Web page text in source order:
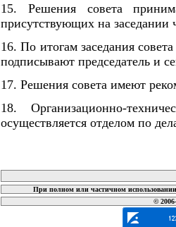
15. Решения совета
присутствующих на заседании
16. По итогам заседания
подписывают председатель и
17. Решения совета имеют
18. Организационно-
осуществляется отделом по
При полном или частичном
©